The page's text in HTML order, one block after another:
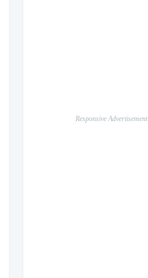
Responsive Advertisement